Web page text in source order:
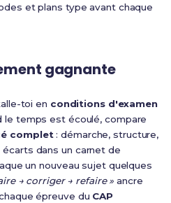
et plans type avant chaque
gagnante
toi en conditions d'examen
le temps est écoulé, compare
complet : démarche, structure,
dans un carnet de
un nouveau sujet quelques
→ corriger → refaire » ancre
épreuve du CAP